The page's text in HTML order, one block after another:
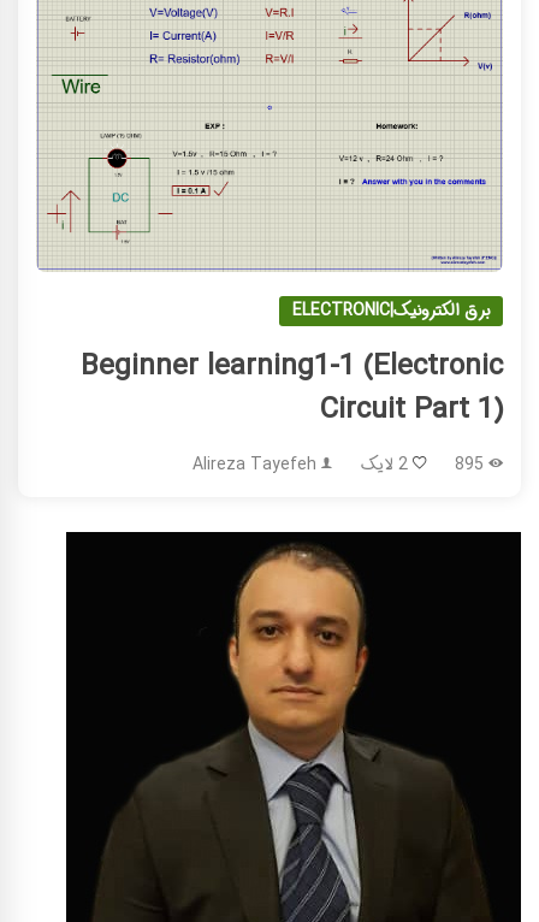
برق الکترونیک|ELECTRONIC
Beginner learning1-1 (Electronic
Circuit Part 1)